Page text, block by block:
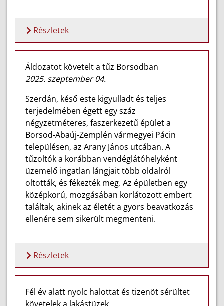
Részletek
Áldozatot követelt a tűz Borsodban
2025. szeptember 04.
Szerdán, késő este kigyulladt és teljes
terjedelmében égett egy száz
négyzetméteres, faszerkezetű épület a
Borsod-Abaúj-Zemplén vármegyei Pácin
településen, az Arany János utcában. A
tűzoltók a korábban vendéglátóhelyként
üzemelő ingatlan lángjait több oldalról
oltották, és fékezték meg. Az épületben egy
középkorú, mozgásában korlátozott embert
találtak, akinek az életét a gyors beavatkozás
ellenére sem sikerült megmenteni.
Részletek
Fél év alatt nyolc halottat és tizenöt sérültet